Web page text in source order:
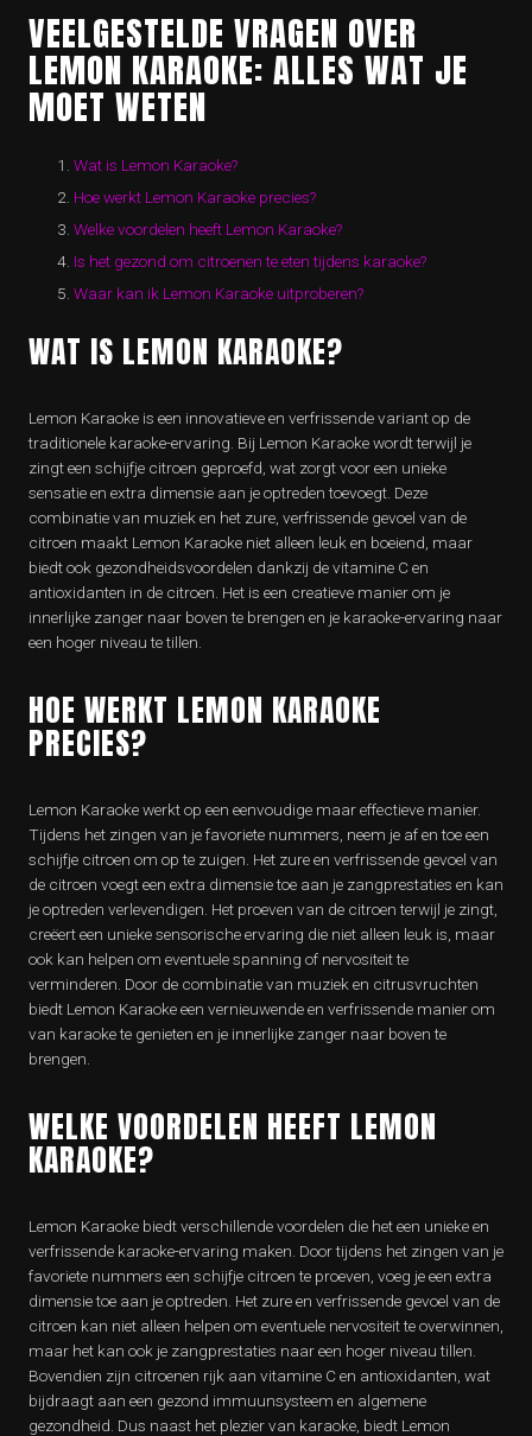
VEELGESTELDE VRAGEN OVER
LEMON KARAOKE: ALLES WAT JE
MOET WETEN
Wat is Lemon Karaoke?
Hoe werkt Lemon Karaoke precies?
Welke voordelen heeft Lemon Karaoke?
Is het gezond om citroenen te eten tijdens karaoke?
Waar kan ik Lemon Karaoke uitproberen?
WAT IS LEMON KARAOKE?
Lemon Karaoke is een innovatieve en verfrissende variant op de
traditionele karaoke-ervaring. Bij Lemon Karaoke wordt terwijl je
zingt een schijfje citroen geproefd, wat zorgt voor een unieke
sensatie en extra dimensie aan je optreden toevoegt. Deze
combinatie van muziek en het zure, verfrissende gevoel van de
citroen maakt Lemon Karaoke niet alleen leuk en boeiend, maar
biedt ook gezondheidsvoordelen dankzij de vitamine C en
antioxidanten in de citroen. Het is een creatieve manier om je
innerlijke zanger naar boven te brengen en je karaoke-ervaring naar
een hoger niveau te tillen.
HOE WERKT LEMON KARAOKE
PRECIES?
Lemon Karaoke werkt op een eenvoudige maar effectieve manier.
Tijdens het zingen van je favoriete nummers, neem je af en toe een
schijfje citroen om op te zuigen. Het zure en verfrissende gevoel van
de citroen voegt een extra dimensie toe aan je zangprestaties en kan
je optreden verlevendigen. Het proeven van de citroen terwijl je zingt,
creëert een unieke sensorische ervaring die niet alleen leuk is, maar
ook kan helpen om eventuele spanning of nervositeit te
verminderen. Door de combinatie van muziek en citrusvruchten
biedt Lemon Karaoke een vernieuwende en verfrissende manier om
van karaoke te genieten en je innerlijke zanger naar boven te
brengen.
WELKE VOORDELEN HEEFT LEMON
KARAOKE?
Lemon Karaoke biedt verschillende voordelen die het een unieke en
verfrissende karaoke-ervaring maken. Door tijdens het zingen van je
favoriete nummers een schijfje citroen te proeven, voeg je een extra
dimensie toe aan je optreden. Het zure en verfrissende gevoel van de
citroen kan niet alleen helpen om eventuele nervositeit te overwinnen,
maar het kan ook je zangprestaties naar een hoger niveau tillen.
Bovendien zijn citroenen rijk aan vitamine C en antioxidanten, wat
bijdraagt aan een gezond immuunsysteem en algemene
gezondheid. Dus naast het plezier van karaoke, biedt Lemon